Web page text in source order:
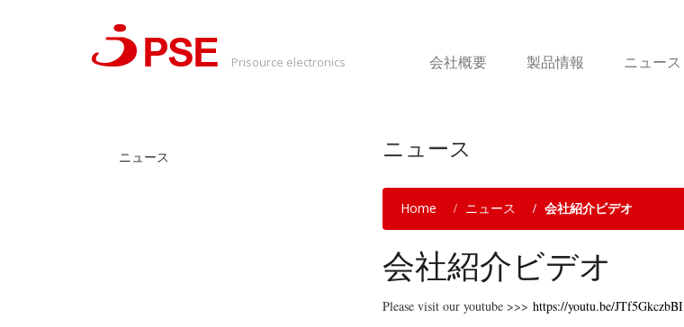
Prisource electronics 会社概要 製品情報 ニュース
ニュース ニュース
Home ニュース 会社紹介ビデオ
会社紹介ビデオ
Please visit our youtube >>> https://youtu.be/JTf5GkczbBI